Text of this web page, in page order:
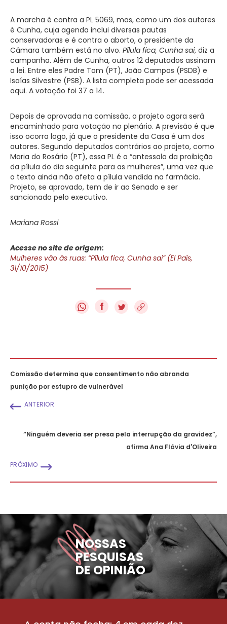
A marcha é contra a PL 5069, mas, como um dos autores
é Cunha, cuja agenda inclui diversas pautas
conservadoras e é contra o aborto, o presidente da
Câmara também está no alvo. Pílula fica, Cunha sai, diz a
campanha. Além de Cunha, outros 12 deputados assinam
a lei. Entre eles Padre Tom (PT), João Campos (PSDB) e
Isaías Silvestre (PSB). A lista completa pode ser acessada
aqui. A votação foi 37 a 14.
Depois de aprovada na comissão, o projeto agora será
encaminhado para votação no plenário. A previsão é que
isso ocorra logo, já que o presidente da Casa é um dos
autores. Segundo deputados contrários ao projeto, como
Maria do Rosário (PT), essa PL é a “antessala da proibição
da pílula do dia seguinte para as mulheres”, uma vez que
o texto ainda não afeta a pílula vendida na farmácia.
Projeto, se aprovado, tem de ir ao Senado e ser
sancionado pelo executivo.
Mariana Rossi
Acesse no site de origem:
Mulheres vão às ruas: “Pílula fica, Cunha sai” (El País,
31/10/2015)
f
Comissão determina que consentimento não abranda
punição por estupro de vulnerável
ANTERIOR
“Ninguém deveria ser presa pela interrupção da gravidez”,
afirma Ana Flávia d'Oliveira
PRÓXIMO
NOSSAS
PESQUISAS
DE OPINIÃO